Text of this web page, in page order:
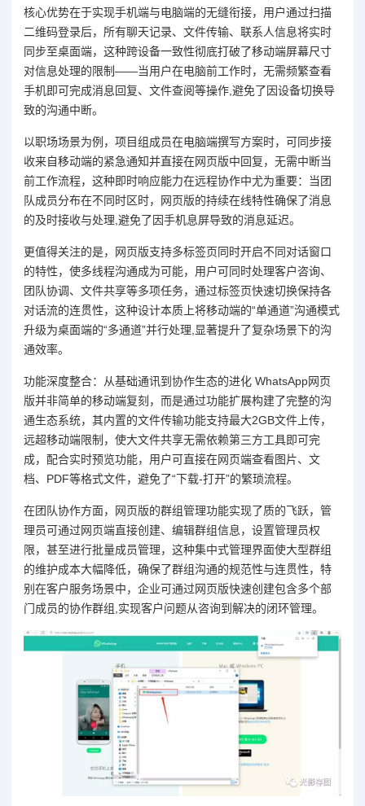
核心优势在于实现手机端与电脑端的无缝衔接，用户通过扫描
二维码登录后，所有聊天记录、文件传输、联系人信息将实时
同步至桌面端，这种跨设备一致性彻底打破了移动端屏幕尺寸
对信息处理的限制——当用户在电脑前工作时，无需频繁查看
手机即可完成消息回复、文件查阅等操作,避免了因设备切换导
致的沟通中断。
以职场场景为例，项目组成员在电脑端撰写方案时，可同步接
收来自移动端的紧急通知并直接在网页版中回复，无需中断当
前工作流程，这种即时响应能力在远程协作中尤为重要：当团
队成员分布在不同时区时，网页版的持续在线特性确保了消息
的及时接收与处理,避免了因手机息屏导致的消息延迟。
更值得关注的是，网页版支持多标签页同时开启不同对话窗口
的特性，使多线程沟通成为可能，用户可同时处理客户咨询、
团队协调、文件共享等多项任务，通过标签页快速切换保持各
对话流的连贯性，这种设计本质上将移动端的“单通道”沟通模式
升级为桌面端的“多通道”并行处理,显著提升了复杂场景下的沟
通效率。
功能深度整合：从基础通讯到协作生态的进化 WhatsApp网页
版并非简单的移动端复刻，而是通过功能扩展构建了完整的沟
通生态系统，其内置的文件传输功能支持最大2GB文件上传，
远超移动端限制，使大文件共享无需依赖第三方工具即可完
成，配合实时预览功能，用户可直接在网页端查看图片、文
档、PDF等格式文件，避免了“下载-打开”的繁琐流程。
在团队协作方面，网页版的群组管理功能实现了质的飞跃，管
理员可通过网页端直接创建、编辑群组信息，设置管理员权
限，甚至进行批量成员管理，这种集中式管理界面使大型群组
的维护成本大幅降低，确保了群组沟通的规范性与连贯性，特
别在客户服务场景中，企业可通过网页版快速创建包含多个部
门成员的协作群组,实现客户问题从咨询到解决的闭环管理。